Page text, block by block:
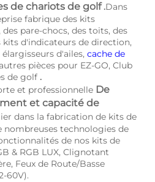
de chariots de golf .Dans
fabrique des kits
pare-chocs, des toits, des
kits d'indicateurs de direction,
d'ailes, cache de
pièces pour EZ-GO, Club
de golf .
et professionnelle De
et capacité de
dans la fabrication de kits de
nombreuses technologies de
de nos kits de
& RGB LUX, Clignotant
Feux de Route/Basse
60V).